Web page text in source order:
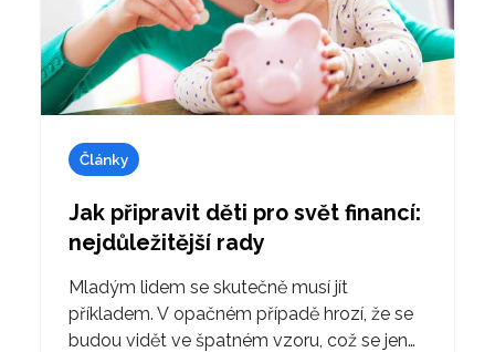
Články
Jak připravit děti pro svět financí:
nejdůležitější rady
Mladým lidem se skutečně musí jít
příkladem. V opačném případě hrozí, že se
budou vidět ve špatném vzoru, což se jen…